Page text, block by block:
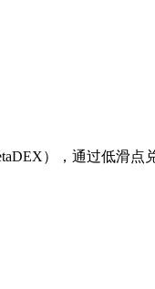
），通过低滑